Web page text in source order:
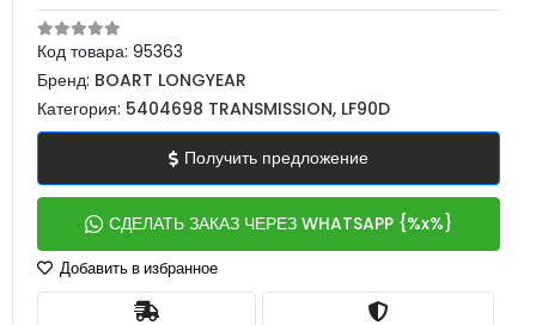
Код товара: 95363
Бренд: BOART LONGYEAR
Категория: 5404698 TRANSMISSION, LF90D
Получить предложение
СДЕЛАТЬ ЗАКАЗ ЧЕРЕЗ WHATSAPP {%x%}
Добавить в избранное